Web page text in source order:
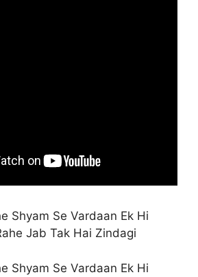
Shyam Se Vardaan Ek Hi
Jab Tak Hai Zindagi
Shyam Se Vardaan Ek Hi